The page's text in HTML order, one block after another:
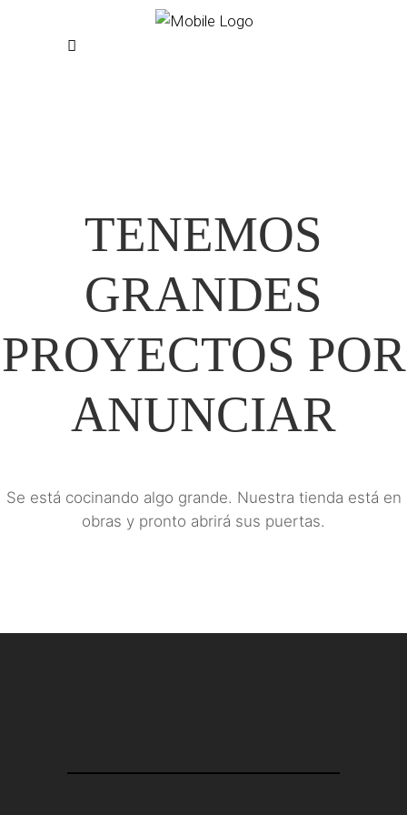
TENEMOS
GRANDES
PROYECTOS POR
ANUNCIAR
Se está cocinando algo grande. Nuestra tienda está en
obras y pronto abrirá sus puertas.